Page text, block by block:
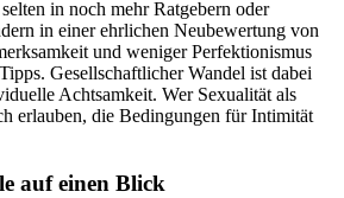
in noch mehr Ratgebern oder
in einer ehrlichen Neubewertung von
und weniger Perfektionismus
Gesellschaftlicher Wandel ist dabei
Achtsamkeit. Wer Sexualität als
erlauben, die Bedingungen für Intimität
auf einen Blick